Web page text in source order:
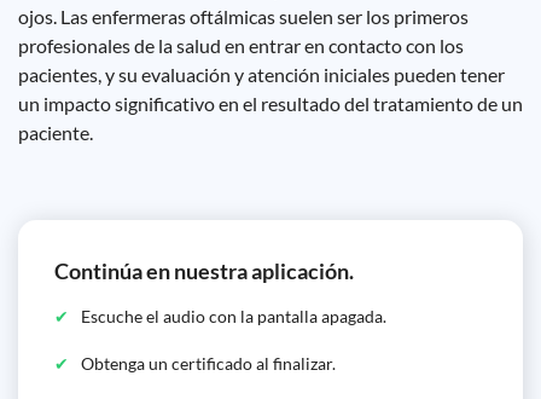
ojos. Las enfermeras oftálmicas suelen ser los primeros
profesionales de la salud en entrar en contacto con los
pacientes, y su evaluación y atención iniciales pueden tener
un impacto significativo en el resultado del tratamiento de un
paciente.
Continúa en nuestra aplicación.
Escuche el audio con la pantalla apagada.
Obtenga un certificado al finalizar.